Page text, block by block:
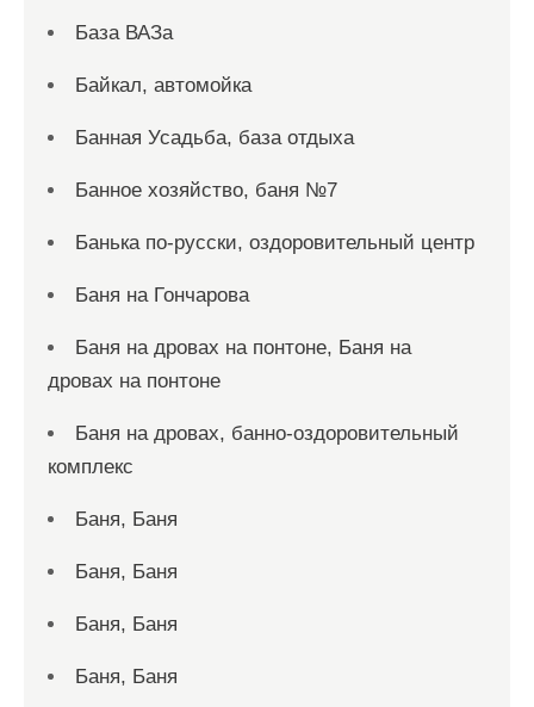
База ВАЗа
Байкал, автомойка
Банная Усадьба, база отдыха
Банное хозяйство, баня №7
Банька по-русски, оздоровительный центр
Баня на Гончарова
Баня на дровах на понтоне, Баня на
дровах на понтоне
Баня на дровах, банно-оздоровительный
комплекс
Баня, Баня
Баня, Баня
Баня, Баня
Баня, Баня